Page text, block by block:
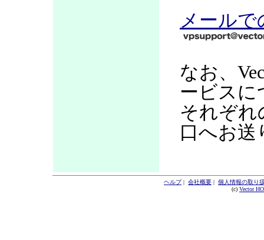
メール
なお、
ービスに
それぞれ
口へお送
ヘルプ| 会社概要 | 個人情報の取り
(c) Vector